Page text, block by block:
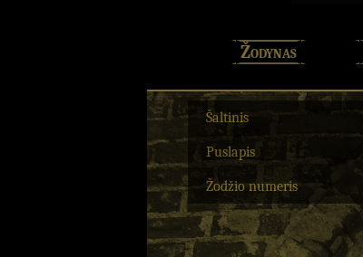
Žodynas
Šaltinis
Puslapis
Žodžio numeris